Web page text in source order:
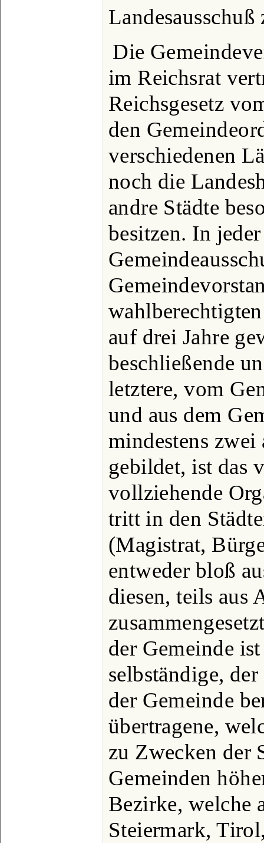
Die
im Reichsrat
Reichsgesetz
den
verschiedenen
noch die
andre Städte
besitzen. In
auf drei Jahre
beschließende
letztere, vom
und aus dem
mindestens
gebildet, ist das
vollziehende
tritt in den
(Magistrat,
entweder bloß
diesen, teils aus
der Gemeinde
selbständige,
der Gemeinde
übertragene,
zu Zwecken der
Gemeinden
Bezirke, welche
Steiermark,